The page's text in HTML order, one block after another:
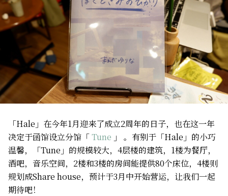
「Hale」在今年1月迎来了成立2周年的日子，也在这一年
决定于函馆设立分馆「Tune 」 。有别于「Hale」的小巧
温馨，「Tune」的规模较大，4层楼的建筑，1楼为餐厅，
酒吧，音乐空间，2楼和3楼的房间能提供80个床位，4楼则
规划成Share house，预计于3月中开始营运，让我们一起
期待吧！